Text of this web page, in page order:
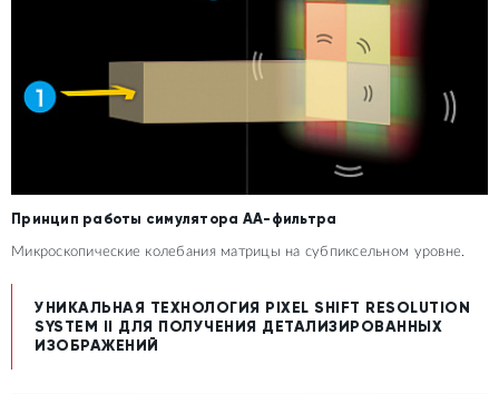
Принцип работы симулятора AA-фильтра
Микроскопические колебания матрицы на субпиксельном уровне.
УНИКАЛЬНАЯ ТЕХНОЛОГИЯ PIXEL SHIFT RESOLUTION
SYSTEM II ДЛЯ ПОЛУЧЕНИЯ ДЕТАЛИЗИРОВАННЫХ
ИЗОБРАЖЕНИЙ